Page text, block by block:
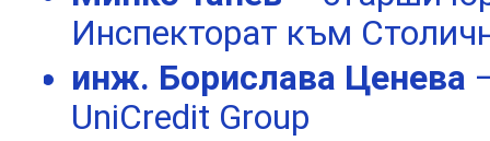
Инспекторат към
инж. Борислава Ценева
UniCredit Group